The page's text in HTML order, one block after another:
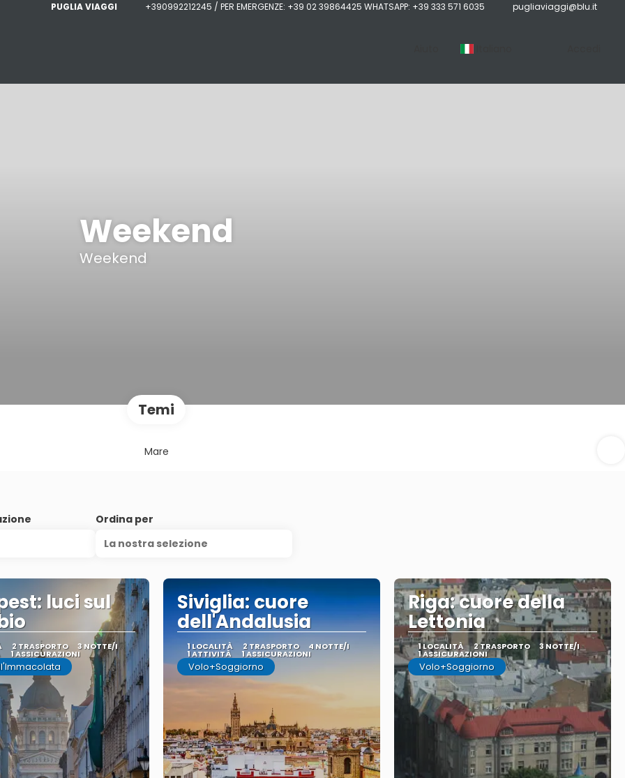
PUGLIA VIAGGI +390992212245 / PER EMERGENZE: +39 02 39864425 WHATSAPP: +39 333 571 6035 pugliaviaggi@blu.it
Weekend
Weekend
Temi
Mare
Ordina per
La nostra selezione
luci sul
2 TRASPORTO 3 NOTTE/I
1 ASSICURAZIONI
Siviglia: cuore
dell'Andalusia
1 LOCALITÀ 2 TRASPORTO 4 NOTTE/I
1 ATTIVITÀ 1 ASSICURAZIONI
Volo+Soggiorno
Riga: cuore della
Lettonia
1 LOCALITÀ 2 TRASPORTO 3 NOTTE/I
1 ASSICURAZIONI
Volo+Soggiorno